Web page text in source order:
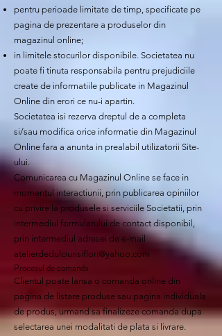
pentru perioade limitate de timp, specificate pe
pagina de prezentare a produselor din
magazinul online;
in limitele stocurilor disponibile. Societatea nu
poate fi tinuta responsabila pentru prejudiciile
create de informatiile publicate in Magazinul
Online din erori ce nu-i apartin.
Societatea isi rezerva dreptul de a completa
si/sau modifica orice informatie din Magazinul
Online fara a anunta in prealabil utilizatorii Site-
ului.
Comunicarea cu Magazinul Online se face in
momentul interactiunii, prin publicarea opiniilor
cu privire la produsele si serviciile Societatii, prin
intermediul formularului de contact disponibil,
prin intermediul adresei de e-mail
atelierdedulciurisiflori@yahoo.com
Procesul de comanda
Clientul poate lansa o comanda online din
pagina de listare produse sau pagina individuala
de produs, urmand sa finalizeze comanda dupa
selectarea unei modalitati de plata si livrare.